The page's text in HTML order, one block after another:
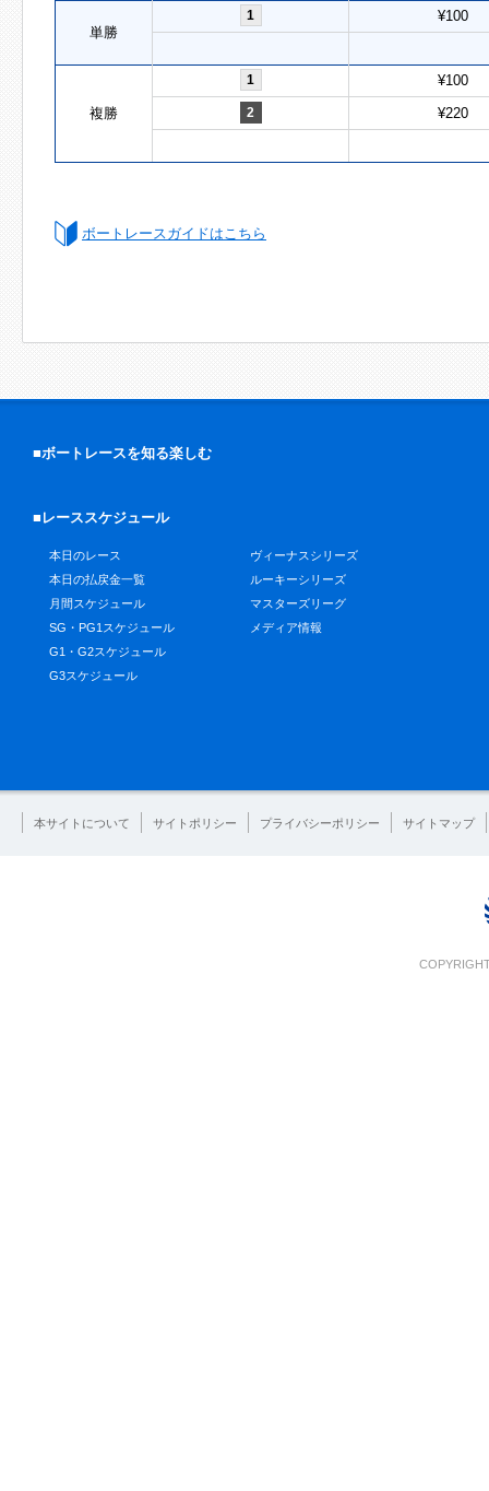
単勝
1 ¥100
複勝
1 ¥100
2 ¥220
ボートレースガイドはこちら
■ボートレースを知る楽しむ
■レーススケジュール
本日のレース
本日の払戻金一覧
月間スケジュール
SG・PG1スケジュール
G1・G2スケジュール
G3スケジュール
ヴィーナスシリーズ
ルーキーシリーズ
マスターズリーグ
メディア情報
本サイトについて サイトポリシー プライバシーポリシー サイトマップ